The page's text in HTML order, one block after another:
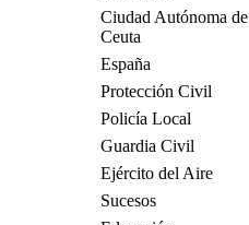
Ciudad Autónoma de
Ceuta
España
Protección Civil
Policía Local
Guardia Civil
Ejército del Aire
Sucesos